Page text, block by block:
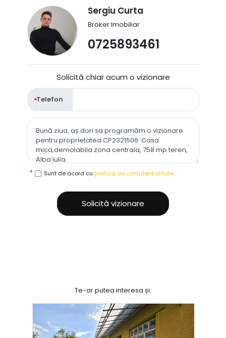
Sergiu Curta
Broker Imobiliar
0725893461
Solicită chiar acum o vizionare
Telefon
Sunt de acord cu politica de confidențialitate
Solicită vizionare
Te-ar putea interesa și: